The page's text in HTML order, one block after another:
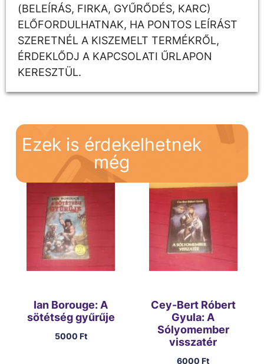
(BELEÍRÁS, FIRKA, GYŰRŐDÉS, KARC)
ELŐFORDULHATNAK, HA PONTOS LEÍRÁST
SZERETNÉL A KISZEMELT TERMÉKRŐL,
ÉRDEKLŐDJ A KAPCSOLATI ŰRLAPON
KERESZTÜL.
Ezek is érdekelhetnek
még
Ian Borouge: A
sötétség gyűrűje
5000 Ft
Cey-Bert Róbert
Gyula: A
Sólyomember
visszatér
6000Ft